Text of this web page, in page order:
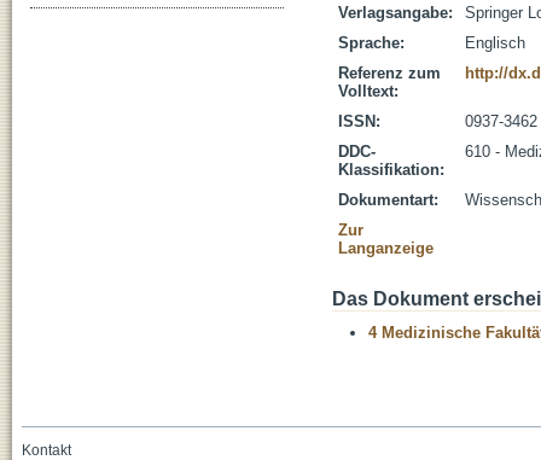
Verlagsangabe:
Springer
Sprache:
Englisch
Referenz zum
Volltext:
http://
ISSN:
0937-3462
DDC-
Klassifikation:
610 -
Dokumentart:
Zur
Langanzeige
Das Dokument
4 Medizinische
Kontakt